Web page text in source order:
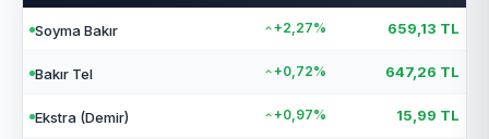
Soyma Bakır +2,27% 659,13 TL
Bakır Tel +0,72% 647,26 TL
Ekstra (Demir) +0,97% 15,99 TL